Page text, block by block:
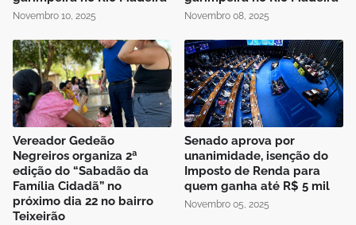
Novembro 10, 2025 Novembro 08, 2025
Vereador Gedeão
Negreiros organiza 2ª
edição do “Sabadão da
Família Cidadã” no
próximo dia 22 no bairro
Teixeirão
Senado aprova por
unanimidade, isenção do
Imposto de Renda para
quem ganha até R$ 5 mil
Novembro 05, 2025